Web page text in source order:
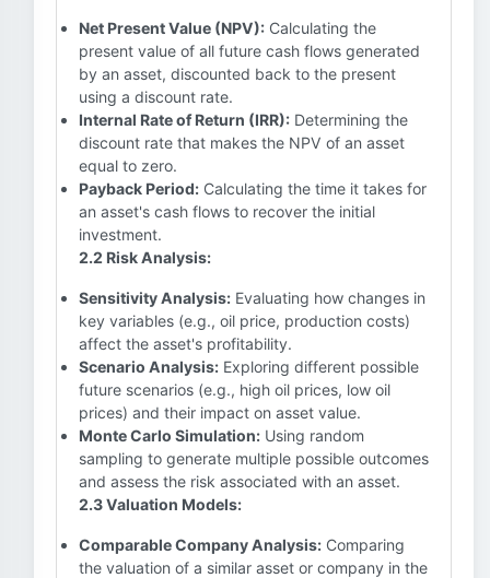
Net Present Value (NPV): Calculating the
present value of all future cash flows generated
by an asset, discounted back to the present
using a discount rate.
Internal Rate of Return (IRR): Determining the
discount rate that makes the NPV of an asset
equal to zero.
Payback Period: Calculating the time it takes for
an asset's cash flows to recover the initial
investment.
2.2 Risk Analysis:
Sensitivity Analysis: Evaluating how changes in
key variables (e.g., oil price, production costs)
affect the asset's profitability.
Scenario Analysis: Exploring different possible
future scenarios (e.g., high oil prices, low oil
prices) and their impact on asset value.
Monte Carlo Simulation: Using random
sampling to generate multiple possible outcomes
and assess the risk associated with an asset.
2.3 Valuation Models:
Comparable Company Analysis: Comparing
the valuation of a similar asset or company in the